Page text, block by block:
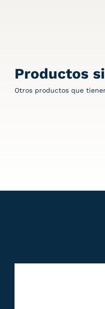
Productos
Otros productos que